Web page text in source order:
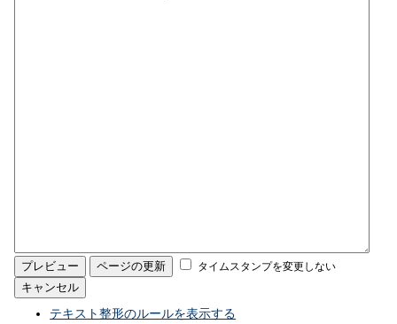
タイムスタンプを変更しない
テキスト整形のルールを表示する